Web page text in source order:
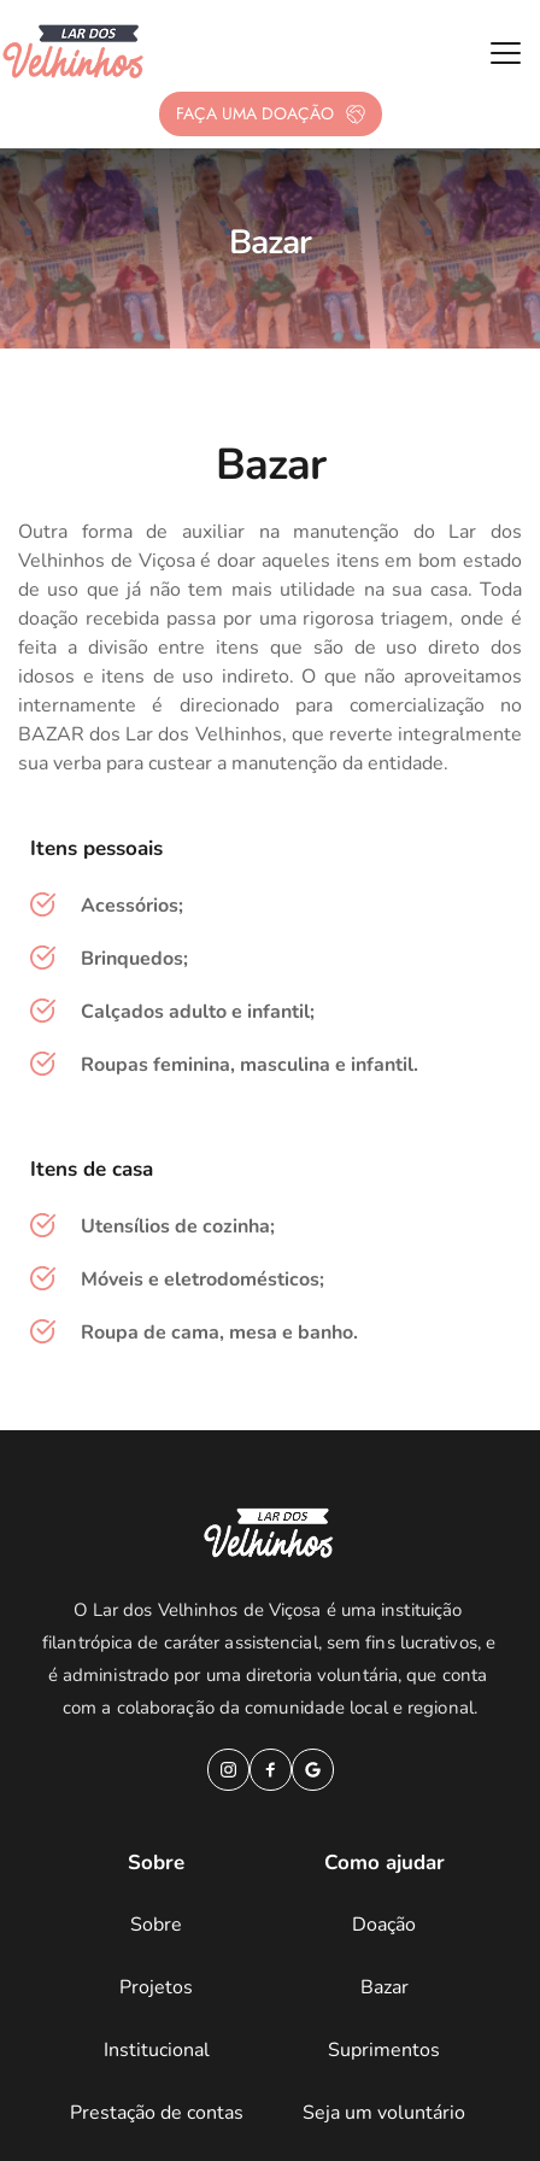
FAÇA UMA DOAÇÃO
Bazar
Bazar
Outra forma de auxiliar na manutenção do Lar dos
Velhinhos de Viçosa é doar aqueles itens em bom estado
de uso que já não tem mais utilidade na sua casa. Toda
doação recebida passa por uma rigorosa triagem, onde é
feita a divisão entre itens que são de uso direto dos
idosos e itens de uso indireto. O que não aproveitamos
internamente é direcionado para comercialização no
BAZAR dos Lar dos Velhinhos, que reverte integralmente
sua verba para custear a manutenção da entidade.
Itens pessoais
Acessórios;
Brinquedos;
Calçados adulto e infantil;
Roupas feminina, masculina e infantil.
Itens de casa
Utensílios de cozinha;
Móveis e eletrodomésticos;
Roupa de cama, mesa e banho.
O Lar dos Velhinhos de Viçosa é uma instituição
filantrópica de caráter assistencial, sem fins lucrativos, e
é administrado por uma diretoria voluntária, que conta
com a colaboração da comunidade local e regional.
Sobre
Sobre
Projetos
Institucional
Prestação de contas
Como ajudar
Doação
Bazar
Suprimentos
Seja um voluntário